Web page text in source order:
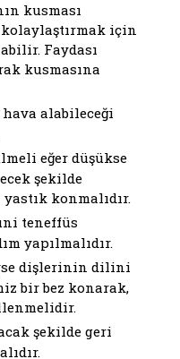
kusması
kolaylaştırmak için
Faydası
kusmasına
alabileceği
eğer düşükse
şekilde
konmalıdır.
teneffüs
yapılmalıdır.
dişlerinin dilini
bir bez konarak,
şekilde geri